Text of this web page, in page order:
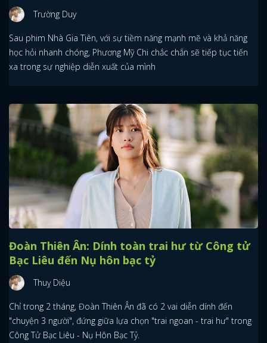
Trường Duy
Sau phim Nhà Gia Tiên, với sự tiềm năng mạnh mẽ và khả năng
học hỏi nhanh chóng, Phương Mỹ Chi chắc chắn sẽ tiếp tục tiến
xa trong sự nghiệp diễn xuất của mình
Đoàn Thiên Ân: Dính toàn trai hư từ Công tử
Bạc Liêu đến Nụ hôn bạc tỷ
Thuỵ Diệu
Chỉ trong 2 tháng, Đoàn Thiên Ân đã có 2 vai diễn dính đến
"chuyện 3 người", đứng giữa lựa chọn "trai ngoan - trai hư" trong
Công Tử Bạc Liêu - Nụ Hôn Bạc Tỷ.